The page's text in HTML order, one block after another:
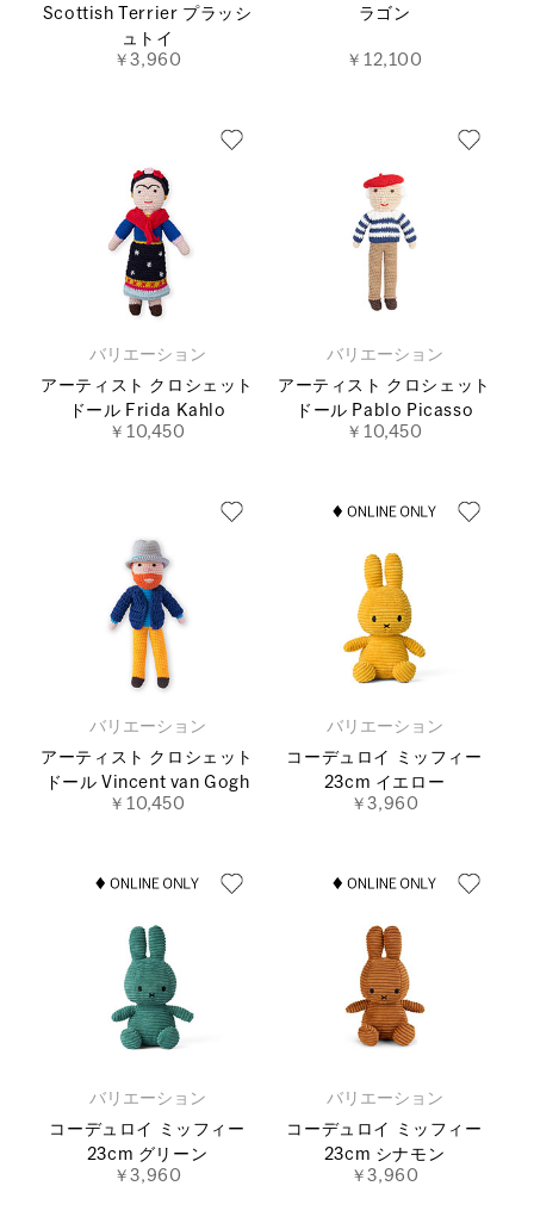
Scottish Terrier プラッシ
ュトイ
￥3,960
ラゴン
￥12,100
バリエーション
アーティスト クロシェット
ドール Frida Kahlo
￥10,450
バリエーション
アーティスト クロシェット
ドール Pablo Picasso
￥10,450
バリエーション
アーティスト クロシェット
ドール Vincent van Gogh
￥10,450
バリエーション
コーデュロイ ミッフィー
23cm イエロー
￥3,960
バリエーション
コーデュロイ ミッフィー
23cm グリーン
￥3,960
バリエーション
コーデュロイ ミッフィー
23cm シナモン
￥3,960